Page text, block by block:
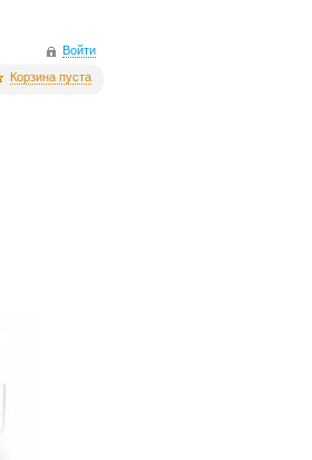
Войти
Корзина пуста